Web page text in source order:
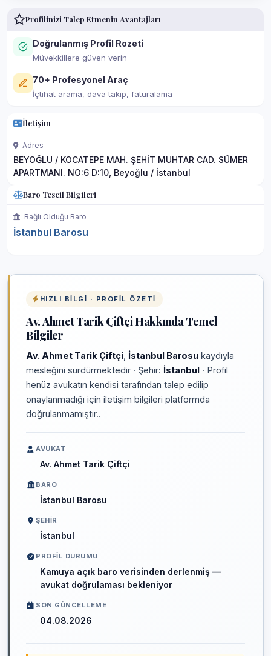
Profilinizi Talep Etmenin Avantajları
Doğrulanmış Profil Rozeti
Müvekkillere güven verin
70+ Profesyonel Araç
İçtihat arama, dava takip, faturalama
İletişim
Adres
BEYOĞLU / KOCATEPE MAH. ŞEHİT MUHTAR CAD. SÜMER
APARTMANI. NO:6 D:10, Beyoğlu / İstanbul
Baro Tescil Bilgileri
Bağlı Olduğu Baro
İstanbul Barosu
HIZLI BILGI · PROFIL ÖZETI
Av. Ahmet Tarik Çiftçi Hakkında Temel
Bilgiler
Av. Ahmet Tarik Çiftçi İstanbul Barosu kaydıyla
mesleğini sürdürmektedir · Şehir: İstanbul · Profil
henüz avukatın kendisi tarafından talep edilip
onaylanmadığı için iletişim bilgileri platformda
doğrulanmamıştır..
AVUKAT
Av. Ahmet Tarik Çiftçi
BARO
İstanbul Barosu
ŞEHIR
İstanbul
PROFIL DURUMU
Kamuya açık baro verisinden derlenmiş —
avukat doğrulaması bekleniyor
SON GÜNCELLEME
04.08.2026